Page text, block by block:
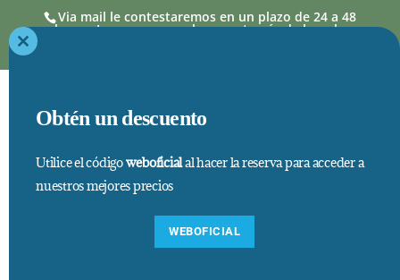
Via mail le contestaremos en un plazo de 24 a 48
horas. Las reservas se hacen a través de la web,
Close
Obtén un descuento
Utilice el códigoweboficialal hacer la reserva para acceder a
nuestros mejores precios
WEBOFICIAL